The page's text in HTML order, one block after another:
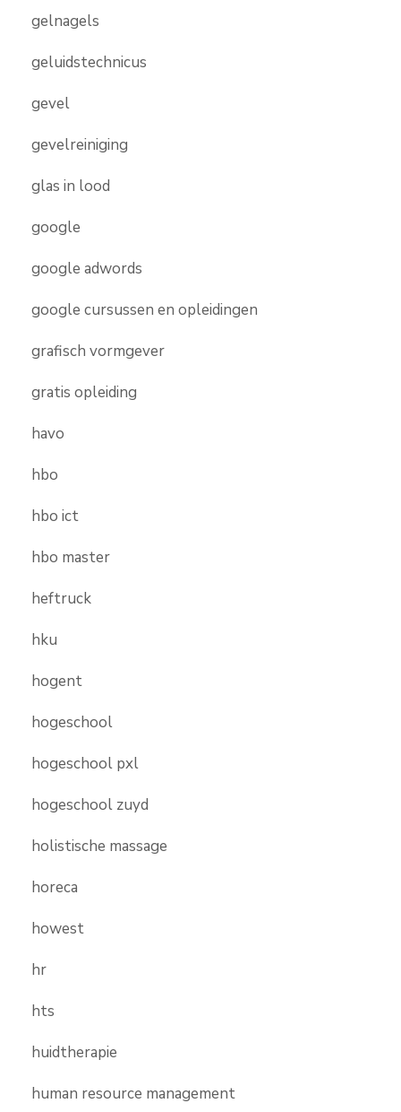
gelnagels
geluidstechnicus
gevel
gevelreiniging
glas in lood
google
google adwords
google cursussen en opleidingen
grafisch vormgever
gratis opleiding
havo
hbo
hbo ict
hbo master
heftruck
hku
hogent
hogeschool
hogeschool pxl
hogeschool zuyd
holistische massage
horeca
howest
hr
hts
huidtherapie
human resource management